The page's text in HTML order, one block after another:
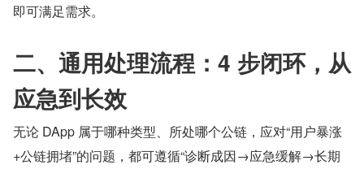
即可满足需求。
二、通用处理流程：4 步闭环，从
应急到长效
无论 DApp 属于哪种类型、所处哪个公链，应对“用户暴涨
+公链拥堵”的问题，都可遵循“诊断成因→应急缓解→长期